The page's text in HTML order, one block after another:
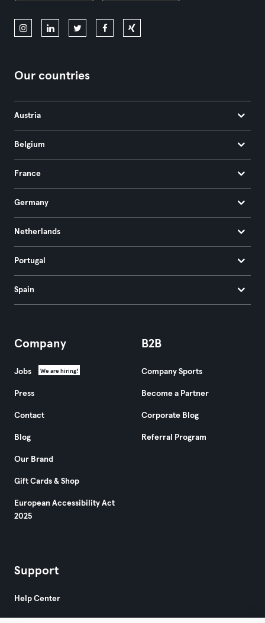
Our countries
Austria
Belgium
France
Germany
Netherlands
Portugal
Spain
Company
Jobs We are hiring!
Press
Contact
Blog
Our Brand
Gift Cards & Shop
European Accessibility Act
2025
B2B
Company Sports
Become a Partner
Corporate Blog
Referral Program
Support
Help Center